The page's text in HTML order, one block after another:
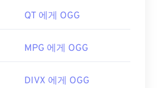
드라이브 에 있는 OGG 파
QT 에게 OGG
MPG 에게 OGG
DIVX 에게 OGG